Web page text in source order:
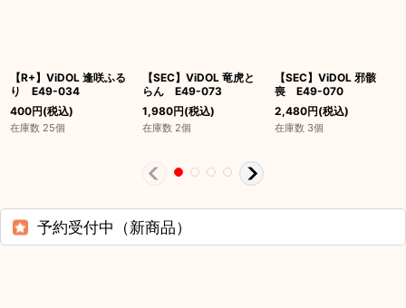
【R+】ViDOL 逢咲ふる
り E49-034
400円(税込)
在庫数 25個
【SEC】ViDOL 竜虎と
らん E49-073
1,980円(税込)
在庫数 2個
【SEC】ViDOL 邪骸
喪 E49-070
2,480円(税込)
在庫数 3個
予約受付中（新商品）